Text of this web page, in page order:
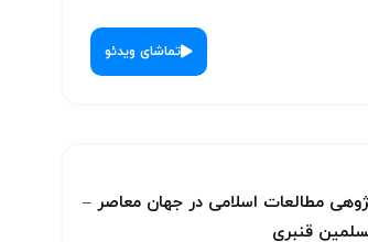
تماشای ویدئو
مطالعات اسلامی در جهان معاصر –
قنبری